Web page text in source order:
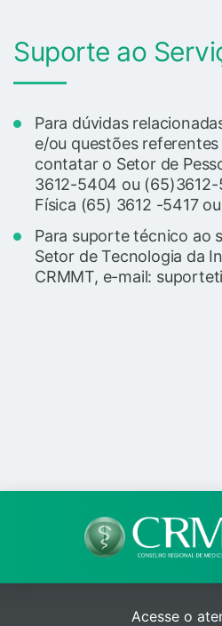
Suporte ao
Para dúvidas
e/ou questões
contatar o Setor de
3612-5404 ou (65)3612-
Física (65) 3612 -5417
Para suporte técnico ao
Setor de Tecnologia da
CRMMT, e-mail:
Acesse o